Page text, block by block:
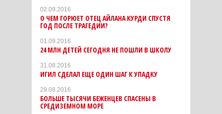
02.09.2016
О ЧЕМ ГОРЮЕТ ОТЕЦ АЙЛАНА КУРДИ СПУСТЯ
ГОД ПОСЛЕ ТРАГЕДИИ?
01.09.2016
24 МЛН ДЕТЕЙ СЕГОДНЯ НЕ ПОШЛИ В ШКОЛУ
31.08.2016
ИГИЛ СДЕЛАЛ ЕЩЕ ОДИН ШАГ К УПАДКУ
29.08.2016
БОЛЬШЕ ТЫСЯЧИ БЕЖЕНЦЕВ СПАСЕНЫ В
СРЕДИЗЕМНОМ МОРЕ